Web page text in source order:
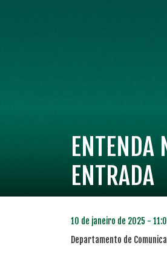
ENTENDA
ENTRADA
10 de janeiro de 2025 -
Departamento de